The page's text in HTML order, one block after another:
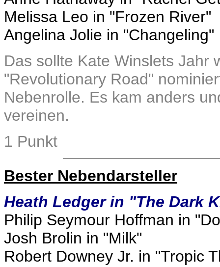
Melissa Leo in "Frozen River"
Angelina Jolie in "Changeling"
Das sollte Kate Winslets Jahr
"Revolutionary Road"
Nebenrolle. Es kam anders
vereinen.
1 Punkt
Bester Nebendarsteller
Heath Ledger in "The Dark
Philip Seymour Hoffman in
Josh Brolin in "Milk"
Robert Downey Jr. in "Tropic